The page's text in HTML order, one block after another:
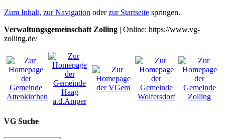
Zum Inhalt, zur Navigation oderzur Startseite springen.
Verwaltungsgemeinschaft Zolling | Online: https://www.vg-
zolling.de/
VG Suche